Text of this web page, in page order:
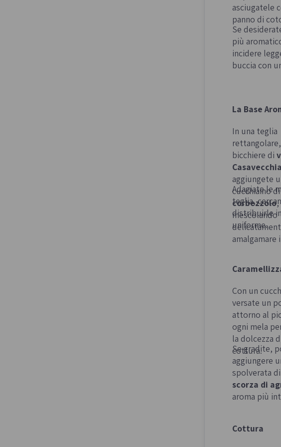
asciugatele
panno di
Se
più
incidere
buccia con
La Base
In una teglia
bicchiere di
Casavecchia
aggiungete
cucchiaino di
corbezzolo,
mescolando
amalgamare
Adagiate le
teglia,
distribuirle
uniforme.
Con un
versate un
attorno al
ogni mela
la dolcezza
cottura.
Se gradite,
aggiungere
spolverata di
scorza di
aroma più
Cottura